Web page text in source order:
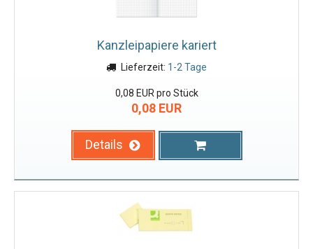
Kanzleipapiere kariert
Lieferzeit: 1-2 Tage
0,08 EUR pro Stück
0,08 EUR
Details